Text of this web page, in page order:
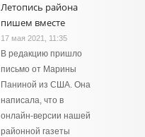
Летопись района
пишем вместе
17 мая 2021, 11:35
В редакцию пришло
письмо от Марины
Паниной из США. Она
написала, что в
онлайн-версии нашей
районной газеты